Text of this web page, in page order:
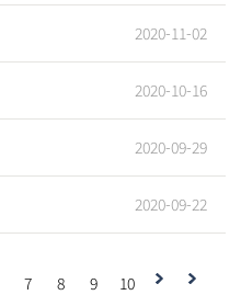
2020-11-02
2020-10-16
2020-09-29
2020-09-22
7 8 9 10